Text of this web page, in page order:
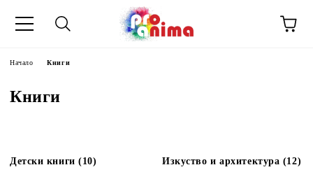
Начало Книги
Книги
Детски книги (10) Изкуство и архитектура (12)